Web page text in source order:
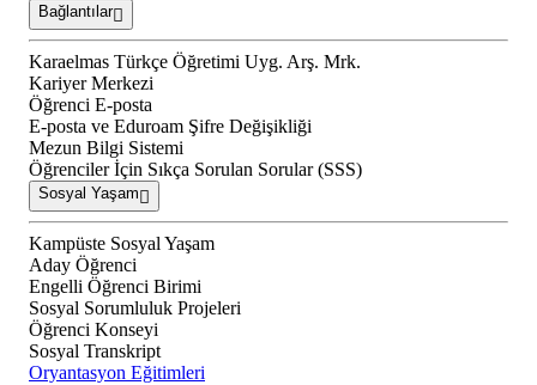
Bağlantılar
Karaelmas Türkçe Öğretimi Uyg. Arş. Mrk.
Kariyer Merkezi
Öğrenci E-posta
E-posta ve Eduroam Şifre Değişikliği
Mezun Bilgi Sistemi
Öğrenciler İçin Sıkça Sorulan Sorular (SSS)
Sosyal Yaşam
Kampüste Sosyal Yaşam
Aday Öğrenci
Engelli Öğrenci Birimi
Sosyal Sorumluluk Projeleri
Öğrenci Konseyi
Sosyal Transkript
Oryantasyon Eğitimleri